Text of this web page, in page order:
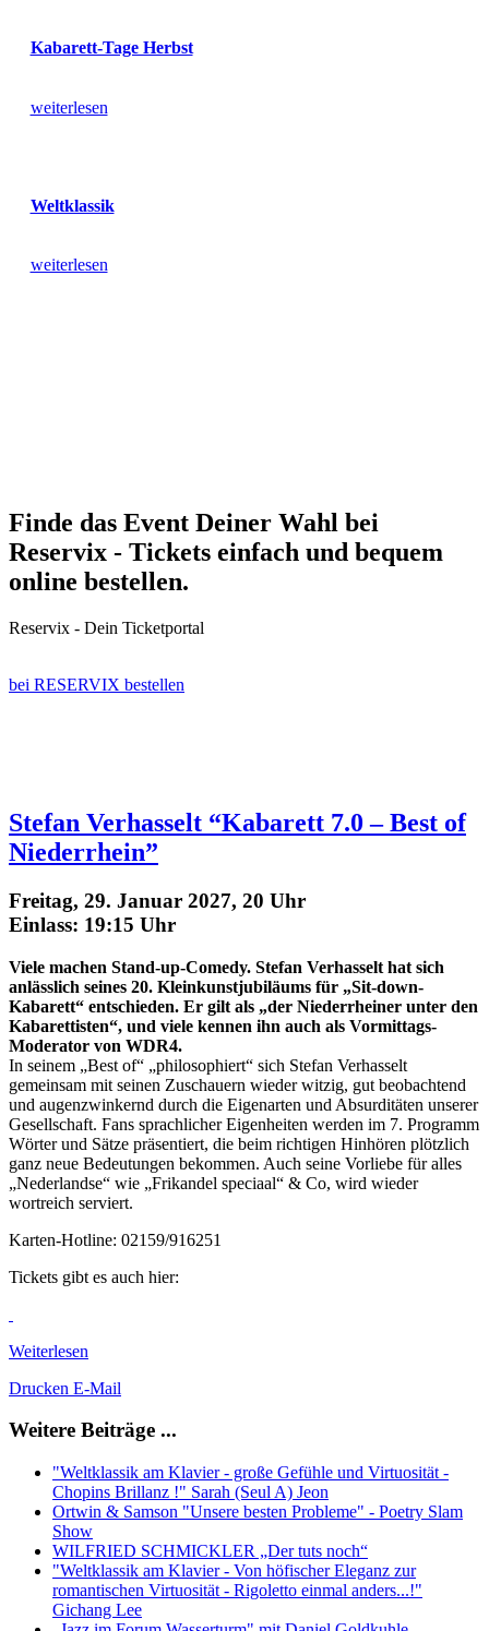
Kabarett-Tage Herbst
weiterlesen
Weltklassik
weiterlesen
Finde das Event Deiner Wahl bei
Reservix - Tickets einfach und bequem
online bestellen.
Reservix - Dein Ticketportal
bei RESERVIX bestellen
Stefan Verhasselt “Kabarett 7.0 – Best of
Niederrhein”
Freitag, 29. Januar 2027, 20 Uhr
Einlass: 19:15 Uhr
Viele machen Stand-up-Comedy. Stefan Verhasselt hat sich
anlässlich seines 20. Kleinkunstjubiläums für „Sit-down-
Kabarett“ entschieden. Er gilt als „der Niederrheiner unter den
Kabarettisten“, und viele kennen ihn auch als Vormittags-
Moderator von WDR4.
In seinem „Best of“ „philosophiert“ sich Stefan Verhasselt
gemeinsam mit seinen Zuschauern wieder witzig, gut beobachtend
und augenzwinkernd durch die Eigenarten und Absurditäten unserer
Gesellschaft. Fans sprachlicher Eigenheiten werden im 7. Programm
Wörter und Sätze präsentiert, die beim richtigen Hinhören plötzlich
ganz neue Bedeutungen bekommen. Auch seine Vorliebe für alles
„Nederlandse“ wie „Frikandel speciaal“ & Co, wird wieder
wortreich serviert.
Karten-Hotline: 02159/916251
Tickets gibt es auch hier:
Weiterlesen
Drucken E-Mail
Weitere Beiträge ...
"Weltklassik am Klavier - große Gefühle und Virtuosität -
Chopins Brillanz !" Sarah (Seul A) Jeon
Ortwin & Samson "Unsere besten Probleme" - Poetry Slam
Show
WILFRIED SCHMICKLER „Der tuts noch“
"Weltklassik am Klavier - Von höfischer Eleganz zur
romantischen Virtuosität - Rigoletto einmal anders...!"
Gichang Lee